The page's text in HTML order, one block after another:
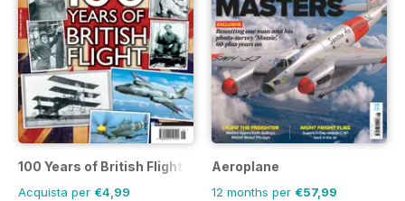
100 Years of British Flight
Acquista per €4,99
Aeroplane
12 months per €57,99